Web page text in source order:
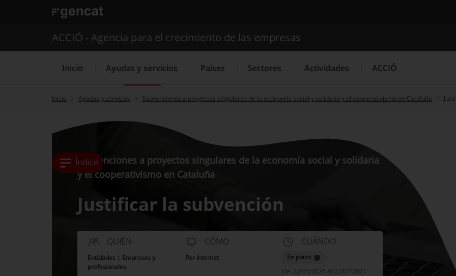
. Abrir en una nueva ventana.
Buscador
ACCIÓ - Agencia para el crecimiento de las empresas
Inicio Ayudas y servicios Países Sectores Actividades ACCIÓ
Inicio Ayudas y servicios Subvenciones a proyectos singulares de la economía social y solidaria y el cooperativismo en Cataluña
Índice
Subvenciones a proyectos singulares de la economía social y solidaria
y el cooperativismo en Cataluña
Justificar la subvención
QUIÉN
Entidades | Empresas y
profesionales
CÓMO
Por Internet
CUÁNDO
En plazo
Del 22/05/2026 al 22/07/2027